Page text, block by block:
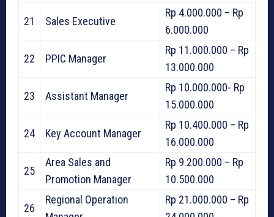
21 Sales Executive
Rp 4.000.000 – Rp
6.000.000
22 PPIC Manager
Rp 11.000.000 – Rp
13.000.000
23 Assistant Manager
Rp 10.000.000- Rp
15.000.000
24 Key Account Manager
Rp 10.400.000 – Rp
16.000.000
25
Area Sales and
Promotion Manager
Rp 9.200.000 – Rp
10.500.000
26
Regional Operation
Rp 21.000.000 – Rp